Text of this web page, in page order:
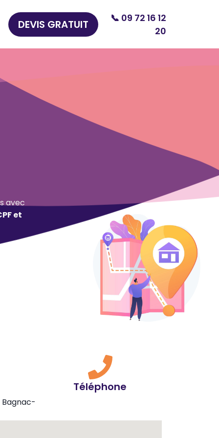
DEVIS GRATUIT
📞 09 72 16 12
20
avec
et
Bagnac-
Téléphone